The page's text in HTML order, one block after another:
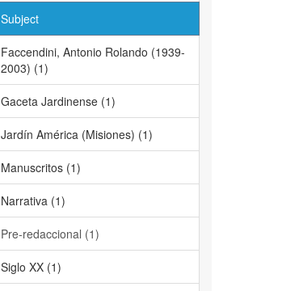
Subject
Faccendini, Antonio Rolando (1939-
2003) (1)
Gaceta Jardinense (1)
Jardín América (Misiones) (1)
Manuscritos (1)
Narrativa (1)
Pre-redaccional (1)
Siglo XX (1)